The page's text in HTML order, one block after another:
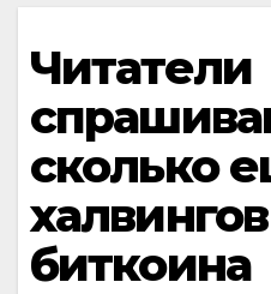
Читатели
cколько
биткоина